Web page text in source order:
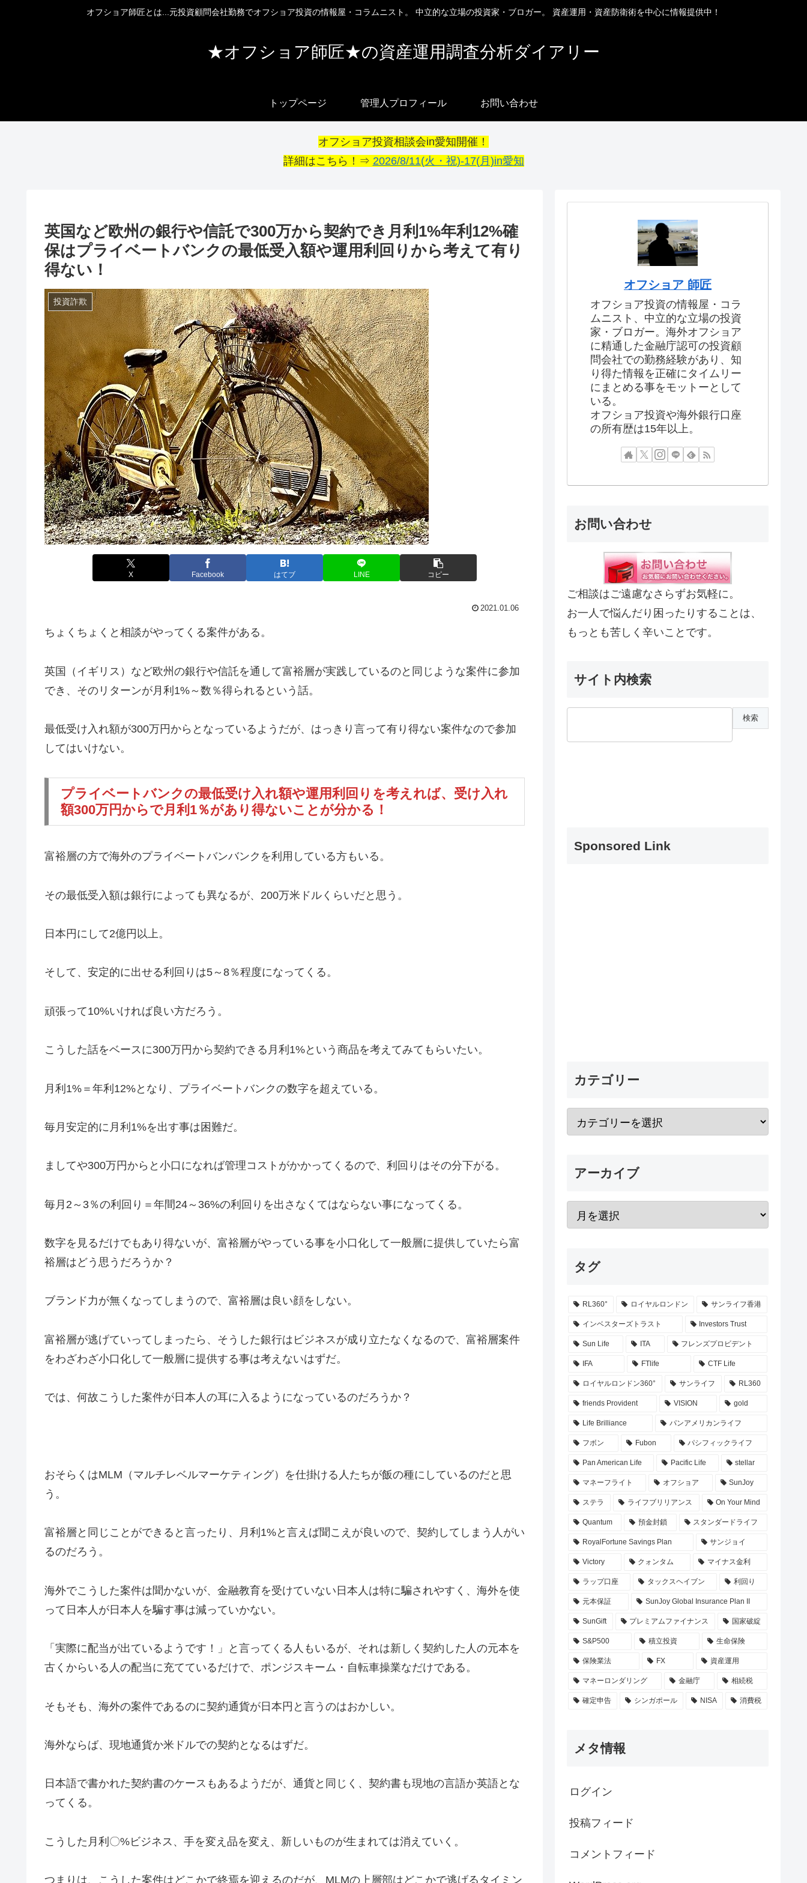
オフショア師匠とは...元投資顧問会社勤務でオフショア投資の情報屋・コラムニスト。 中立的な立場の投資家・ブロガー。 資産運用・資産防衛術を中心に情報提供中！
★オフショア師匠★の資産運用調査分析ダイアリー
トップページ 管理人プロフィール お問い合わせ
オフショア投資相談会in愛知開催！
詳細はこちら！⇒ 2026/8/11(火・祝)-17(月)in愛知
英国など欧州の銀行や信託で300万から契約でき月利1%年利12%確
保はプライベートバンクの最低受入額や運用利回りから考えて有り
得ない！
投資詐欺
X Facebook はてブ LINE コピー
2021.01.06
ちょくちょくと相談がやってくる案件がある。
英国（イギリス）など欧州の銀行や信託を通して富裕層が実践しているのと同じような案件に参加
でき、そのリターンが月利1%～数％得られるという話。
最低受け入れ額が300万円からとなっているようだが、はっきり言って有り得ない案件なので参加
してはいけない。
プライベートバンクの最低受け入れ額や運用利回りを考えれば、受け入れ
額300万円からで月利1％があり得ないことが分かる！
富裕層の方で海外のプライベートバンバンクを利用している方もいる。
その最低受入額は銀行によっても異なるが、200万米ドルくらいだと思う。
日本円にして2億円以上。
そして、安定的に出せる利回りは5～8％程度になってくる。
頑張って10%いければ良い方だろう。
こうした話をベースに300万円から契約できる月利1%という商品を考えてみてもらいたい。
月利1%＝年利12%となり、プライベートバンクの数字を超えている。
毎月安定的に月利1%を出す事は困難だ。
ましてや300万円からと小口になれば管理コストがかかってくるので、利回りはその分下がる。
毎月2～3％の利回り＝年間24～36%の利回りを出さなくてはならない事になってくる。
数字を見るだけでもあり得ないが、富裕層がやっている事を小口化して一般層に提供していたら富
裕層はどう思うだろうか？
ブランド力が無くなってしまうので、富裕層は良い顔をしない。
富裕層が逃げていってしまったら、そうした銀行はビジネスが成り立たなくなるので、富裕層案件
をわざわざ小口化して一般層に提供する事は考えないはずだ。
では、何故こうした案件が日本人の耳に入るようになっているのだろうか？
おそらくはMLM（マルチレベルマーケティング）を仕掛ける人たちが飯の種にしているのだと思
う。
富裕層と同じことができると言ったり、月利1%と言えば聞こえが良いので、契約してしまう人がい
るのだろう。
海外でこうした案件は聞かないが、金融教育を受けていない日本人は特に騙されやすく、海外を使
って日本人が日本人を騙す事は減っていかない。
「実際に配当が出ているようです！」と言ってくる人もいるが、それは新しく契約した人の元本を
古くからいる人の配当に充てているだけで、ポンジスキーム・自転車操業なだけである。
そもそも、海外の案件であるのに契約通貨が日本円と言うのはおかしい。
海外ならば、現地通貨か米ドルでの契約となるはずだ。
日本語で書かれた契約書のケースもあるようだが、通貨と同じく、契約書も現地の言語か英語とな
ってくる。
こうした月利〇%ビジネス、手を変え品を変え、新しいものが生まれては消えていく。
つまりは、こうした案件はどこかで終焉を迎えるのだが、MLMの上層部はどこかで逃げるタイミン
オフショア 師匠
オフショア投資の情報屋・コラ
ムニスト、中立的な立場の投資
家・ブロガー。海外オフショア
に精通した金融庁認可の投資顧
問会社での勤務経験があり、知
り得た情報を正確にタイムリー
にまとめる事をモットーとして
いる。
オフショア投資や海外銀行口座
の所有歴は15年以上。
お問い合わせ
ご相談はご遠慮なさらずお気軽に。
お一人で悩んだり困ったりすることは、
もっとも苦しく辛いことです。
サイト内検索
Sponsored Link
カテゴリー
アーカイブ
タグ
RL360° ロイヤルロンドン サンライフ香港
インベスターズトラスト Investors Trust
Sun Life ITA フレンズプロビデント
IFA FTlife CTF Life
ロイヤルロンドン360° サンライフ RL360
friends Provident VISION gold
Life Brilliance パンアメリカンライフ
フボン Fubon パシフィックライフ
Pan American Life Pacific Life stellar
マネーフライト オフショア SunJoy
ステラ ライフブリリアンス On Your Mind
Quantum 預金封鎖 スタンダードライフ
RoyalFortune Savings Plan サンジョイ
Victory クォンタム マイナス金利
ラップ口座 タックスヘイブン 利回り
元本保証 SunJoy Global Insurance Plan II
SunGift プレミアムファイナンス 国家破綻
S&P500 積立投資 生命保険
保険業法 FX 資産運用
マネーロンダリング 金融庁 相続税
確定申告 シンガポール NISA 消費税
メタ情報
ログイン
投稿フィード
コメントフィード